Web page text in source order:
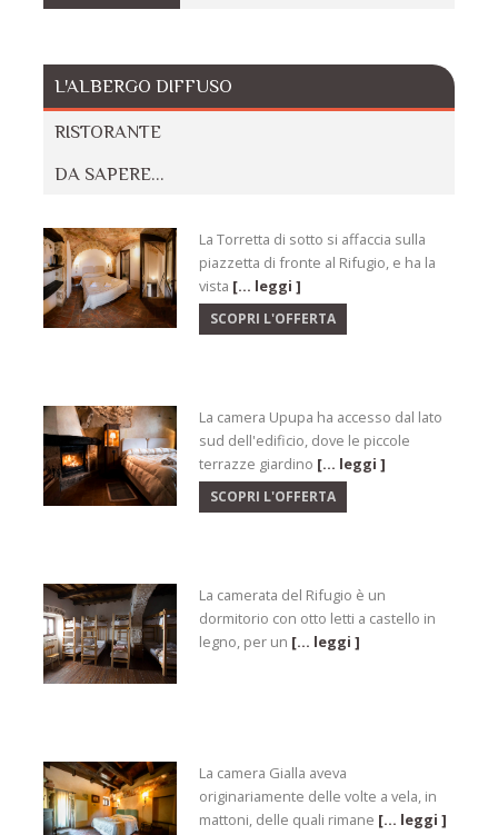
L'ALBERGO DIFFUSO
RISTORANTE
DA SAPERE...
La Torretta di sotto si affaccia sulla
piazzetta di fronte al Rifugio, e ha la
vista [... leggi ]
SCOPRI L'OFFERTA
La camera Upupa ha accesso dal lato
sud dell'edificio, dove le piccole
terrazze giardino [... leggi ]
SCOPRI L'OFFERTA
La camerata del Rifugio è un
dormitorio con otto letti a castello in
legno, per un [... leggi ]
La camera Gialla aveva
originariamente delle volte a vela, in
mattoni, delle quali rimane [... leggi ]